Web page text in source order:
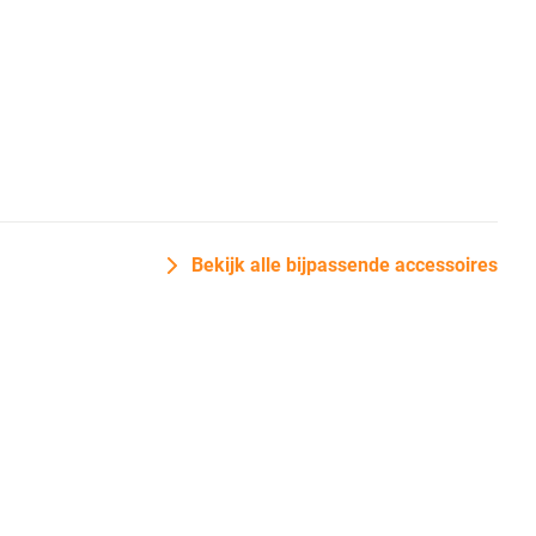
Bekijk alle bijpassende accessoires